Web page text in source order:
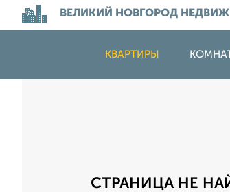
ВЕЛИКИЙ НОВГОРОД
КВАРТИРЫ
СТРАНИЦА НЕ